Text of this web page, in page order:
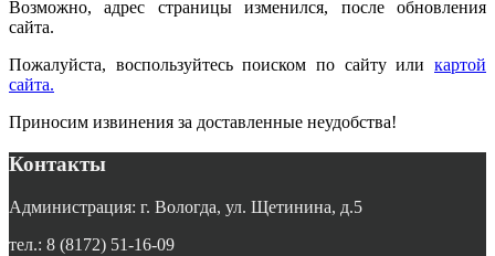
Возможно, адрес страницы изменился, после обновления
сайта.
Пожалуйста, воспользуйтесь поиском по сайту или картой
сайта.
Приносим извинения за доставленные неудобства!
Контакты
Администрация: г. Вологда, ул. Щетинина, д.5
тел.: 8 (8172) 51-16-09